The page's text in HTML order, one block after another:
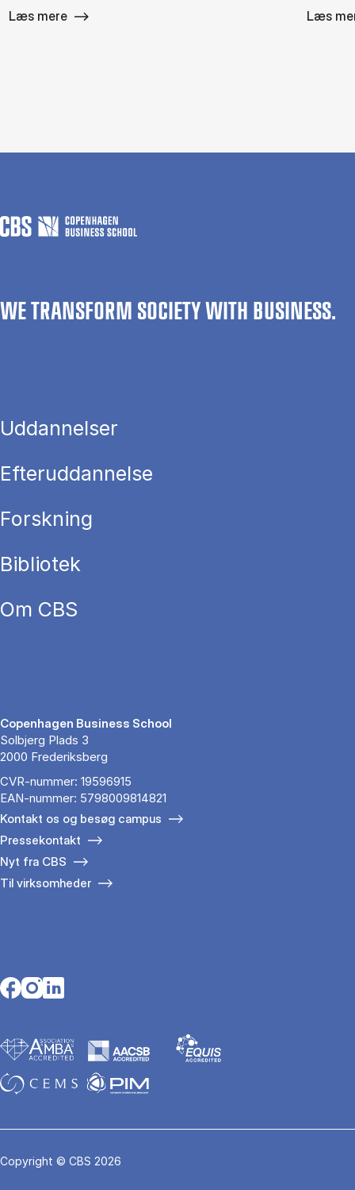
Læs mere Læs
WE TRANSFORM SOCIETY WITH BUSINESS.
Uddannelser
Efteruddannelse
Forskning
Bibliotek
Om CBS
Copenhagen Business School
Solbjerg Plads 3
2000 Frederiksberg
CVR-nummer: 19596915
EAN-nummer: 5798009814821
Kontakt os og besøg campus
Pressekontakt
Nyt fra CBS
Til virksomheder
Opens in a new tab
Opens in a new tab
Opens in a new tab
Copyright © CBS 2026